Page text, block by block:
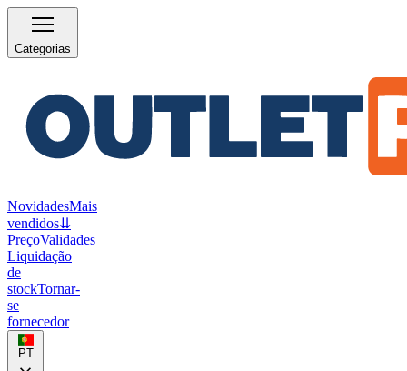
Categorias
NovidadesMais
vendidos⇊
PreçoValidades
Liquidação
de
stockTornar-
se
fornecedor
PT